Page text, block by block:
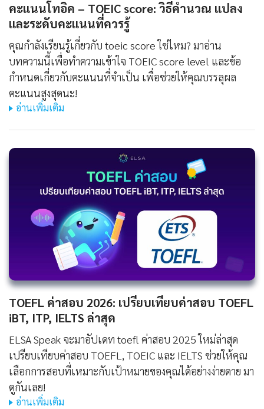
คะแนนโทอิค – TOEIC score: วิธีคำนวณ แปลง
และระดับคะแนนที่ควรรู้
คุณกำลังเรียนรู้เกี่ยวกับ toeic score ใช่ไหม? มาอ่าน
บทความนี้เพื่อทำความเข้าใจ TOEIC score level และข้อ
กำหนดเกี่ยวกับคะแนนที่จำเป็น เพื่อช่วยให้คุณบรรลุผล
คะแนนสูงสุดนะ!
อ่านเพิ่มเติม
TOEFL ค่าสอบ 2026: เปรียบเทียบค่าสอบ TOEFL
iBT, ITP, IELTS ล่าสุด
ELSA Speak จะมาอัปเดท toefl ค่าสอบ 2025 ใหม่ล่าสุด
เปรียบเทียบค่าสอบ TOEFL, TOEIC และ IELTS ช่วยให้คุณ
เลือกการสอบที่เหมาะกับเป้าหมายของคุณได้อย่างง่ายดาย มา
ดูกันเลย!
อ่านเพิ่มเติม